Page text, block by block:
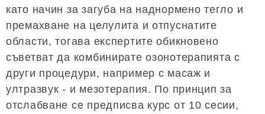
като начин за загуба на наднормено тегло и
премахване на целулита и отпуснатите
области, тогава експертите обикновено
съветват да комбинирате озонотерапията с
други процедури, например с масаж и
ултразвук - и мезотерапия. По принцип за
отслабване се предписва курс от 10 сесии,